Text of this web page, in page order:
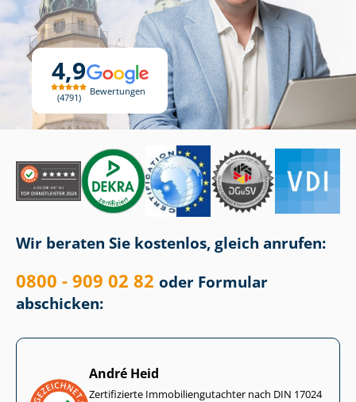
4,9
4791
Bewertungen
Wir beraten Sie kostenlos, gleich anrufen:
0800 - 909 02 82 oder Formular
abschicken:
André Heid
Zertifizierte Im­mo­bi­li­en­gut­ach­ter nach DIN 17024